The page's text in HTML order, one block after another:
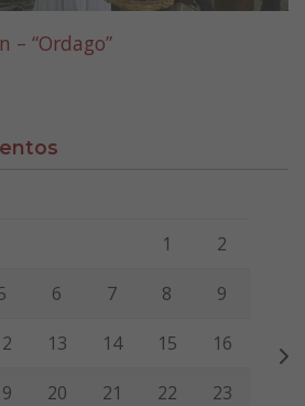
– “Ordago”
Viernes Sábado
1 2
6 7 8 9
13 14 15 16
20 21 22 23